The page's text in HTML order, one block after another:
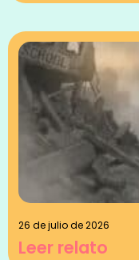
26 de julio de 2026
Leer relato